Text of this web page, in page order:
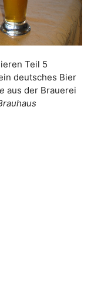
Teil 5
deutsches Bier
aus der Brauerei